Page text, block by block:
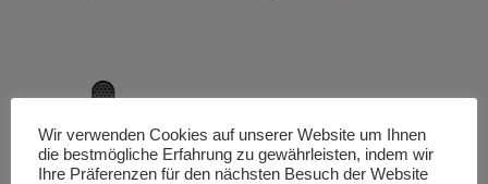
Livestream
Wir verwenden Cookies auf unserer Website um Ihnen
die bestmögliche Erfahrung zu gewährleisten, indem wir
Ihre Präferenzen für den nächsten Besuch der Website